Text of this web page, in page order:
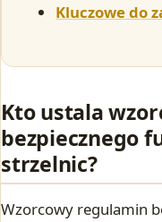
Kluczowe do
Kto ustala
bezpiecznego
strzelnic?
Wzorcowy regulamin